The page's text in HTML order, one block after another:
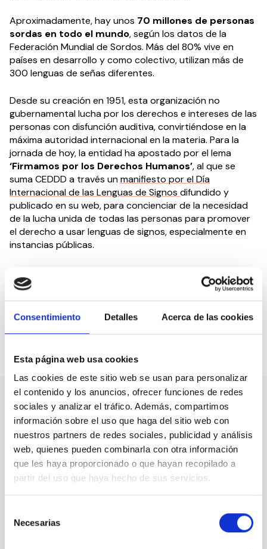
Consentimiento Detalles Acerca de las cookies
Esta página web usa cookies
Las cookies de este sitio web se usan para personalizar
el contenido y los anuncios, ofrecer funciones de redes
sociales y analizar el tráfico. Además, compartimos
información sobre el uso que haga del sitio web con
nuestros partners de redes sociales, publicidad y análisis
web, quienes pueden combinarla con otra información
que les haya proporcionado o que hayan recopilado a
partir del uso que haya hecho de sus servicios.
Necesarias
Aproximadamente, hay unos 70 millones de personas
sordas en todo el mundo, según los datos de la
Federación Mundial de Sordos. Más del 80% vive en
países en desarrollo y como colectivo, utilizan más de
300 lenguas de señas diferentes.
Desde su creación en 1951, esta organización no
gubernamental lucha por los derechos e intereses de las
personas con disfunción auditiva, convirtiéndose en la
máxima autoridad internacional en la materia. Para la
jornada de hoy, la entidad ha apostado por el lema
‘Firmamos por los Derechos Humanos’, al que se
suma CEDDD a través unmanifiesto por el Día
Internacional de las Lenguas de Signos difundido y
publicado en su web, para concienciar de la necesidad
de la lucha unida de todas las personas para promover
el derecho a usar lenguas de signos, especialmente en
instancias públicas.
servicios públicos de atención al usuario se enmarca
además dentro delODS10 de la Agenda 2030, de
Reducción de las Desigualdades .
Compartir en:
Nuestro canal de Youtube
Todas las jornadas CEDDD, el podcast ‘El Rincón
Social’ y mucho más en formato audiovisual a un
solo clic.